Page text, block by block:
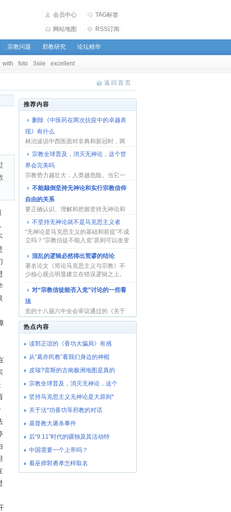
会员中心 TAG标签
网站地图 RSS订阅
宗教问题 邪教研究 论坛精华
with foto 3xile excellent
返回首页
推荐内容
删除《中医药在两次抗疫中的卓越表
现》有什么
林治波说中西医面对非典和新冠时，两
者的表现可以明确分出中医高西医下，
然而全文没有...
宗教全球普及，消灭无神论，这个世
界会完美吗
宗教势力越壮大，人类越危险。当它一
家独大时，即是文明的末日。...
不能颠倒坚持无神论和实行宗教信仰
自由的关系
要正确认识、理解和把握坚持无神论和
实行宗教信仰自由之间的关系，不能片
面强调宗教信...
不坚持无神论就不是马克思主义者
“无神论是马克思主义的基础和前提”不成
立吗？“宗教信徒不能入党”原则可以改变
吗？...
混乱的逻辑必然得出荒谬的结论
署名论文《简论马克思主义与宗教》不
少核心观点明显建立在错误逻辑之上。
在中央的三令...
对“宗教信徒能否入党”讨论的一些看
法
党的十八届六中全会审议通过的《关于
新形势下党内政治生活的若干准则》，
强调遵守党的...
热点内容
读郭正谊的《香功大骗局》有感
从“葛亦民教”看我们身边的神棍
皮瑞?雷斯的古南极洲地图是真的
宗教全球普及，消灭无神论，这个
坚持马克思主义无神论是大原则*
关于法*功香功等邪教的对话
基督教大屠杀事件
后“9.11”时代的疆独及其活动特
中国需要一个上帝吗？
看巫师郭勇孝怎样取名